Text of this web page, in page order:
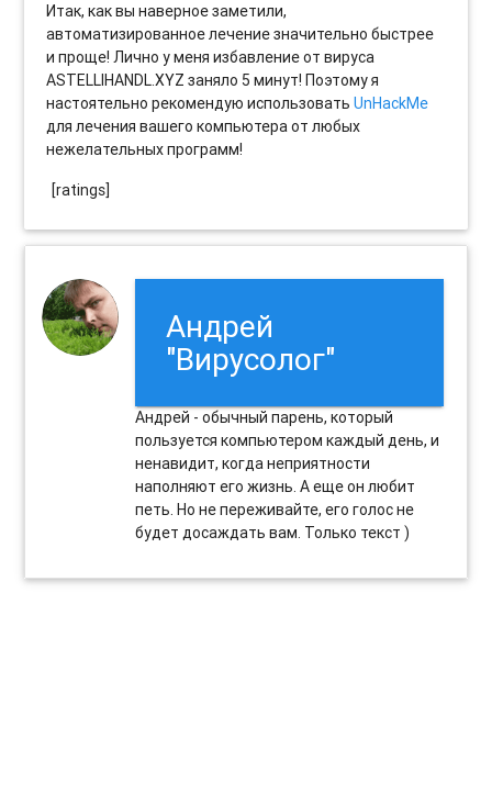
Итак, как вы наверное заметили,
автоматизированное лечение значительно быстрее
и проще! Лично у меня избавление от вируса
ASTELLIHANDL.XYZ заняло 5 минут! Поэтому я
настоятельно рекомендую использоватьUnHackMe
для лечения вашего компьютера от любых
нежелательных программ!
[ratings]
Андрей
"Вирусолог"
Андрей - обычный парень, который
пользуется компьютером каждый день, и
ненавидит, когда неприятности
наполняют его жизнь. А еще он любит
петь. Но не переживайте, его голос не
будет досаждать вам. Только текст )